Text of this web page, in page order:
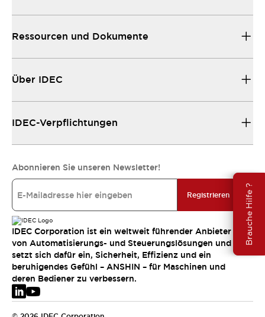
Brauche Hilfe ?
Ressourcen und Dokumente
Über IDEC
IDEC-Verpflichtungen
Abonnieren Sie unseren Newsletter!
Registrieren
IDEC Corporation ist ein weltweit führender Anbieter
von Automatisierungs- und Steuerungslösungen und
setzt sich dafür ein, Sicherheit, Effizienz und ein
beruhigendes Gefühl – ANSHIN – für Maschinen und
deren Bediener zu verbessern.